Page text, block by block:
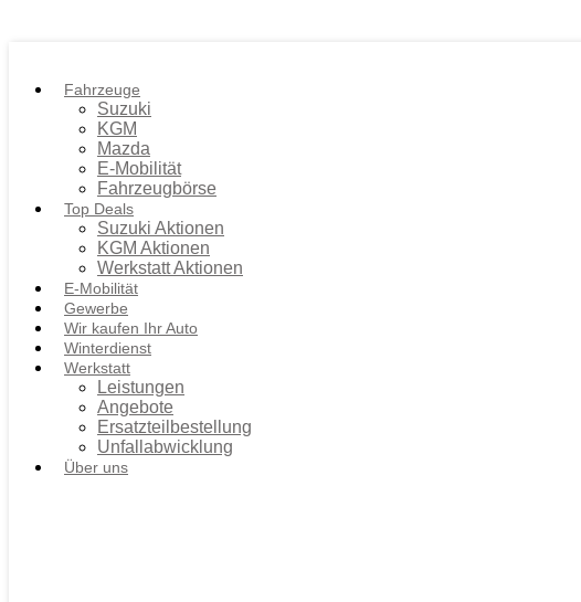
Fahrzeuge
Suzuki
KGM
Mazda
E-Mobilität
Fahrzeugbörse
Top Deals
Suzuki Aktionen
KGM Aktionen
Werkstatt Aktionen
E-Mobilität
Gewerbe
Wir kaufen Ihr Auto
Winterdienst
Werkstatt
Leistungen
Angebote
Ersatzteilbestellung
Unfallabwicklung
Über uns